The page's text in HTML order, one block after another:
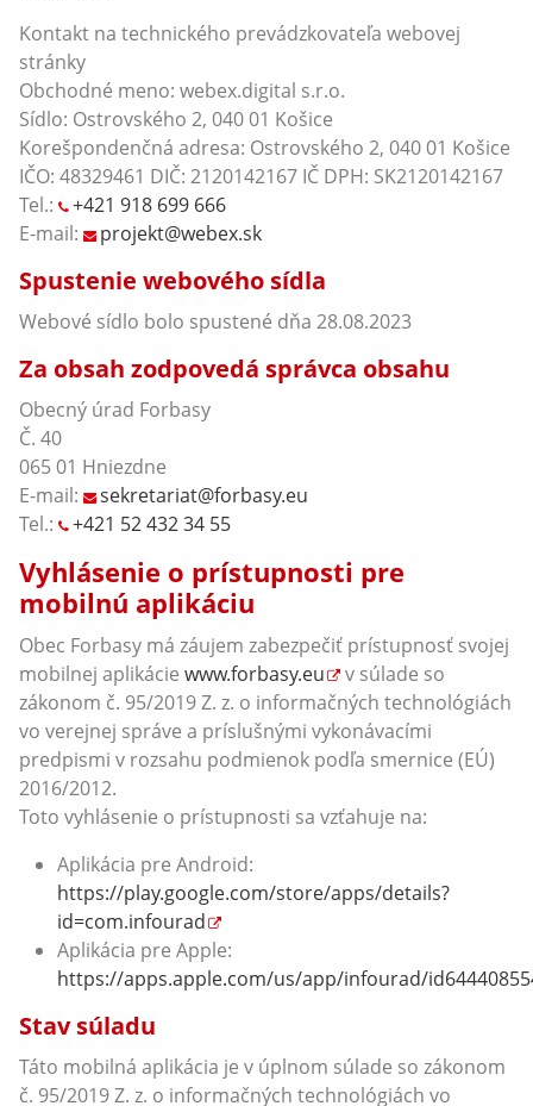
Kontakt na technického prevádzkovateľa webovej
stránky
Obchodné meno: webex.digital s.r.o.
Sídlo: Ostrovského 2, 040 01 Košice
Korešpondenčná adresa: Ostrovského 2, 040 01 Košice
IČO: 48329461 DIČ: 2120142167 IČ DPH: SK2120142167
Tel.:
+421 918 699 666
E-mail:
projekt@webex.sk
Spustenie webového sídla
Webové sídlo bolo spustené dňa 28.08.2023
Za obsah zodpovedá správca obsahu
Obecný úrad Forbasy
Č. 40
065 01 Hniezdne
E-mail:
sekretariat@forbasy.eu
Tel.:
+421 52 432 34 55
Vyhlásenie o prístupnosti pre
mobilnú aplikáciu
Obec Forbasy má záujem zabezpečiť prístupnosť svojej
mobilnej aplikácie www.forbasy.eu
v súlade so
zákonom č. 95/2019 Z. z. o informačných technológiách
vo verejnej správe a príslušnými vykonávacími
predpismi v rozsahu podmienok podľa smernice (EÚ)
2016/2012.
Toto vyhlásenie o prístupnosti sa vzťahuje na:
Aplikácia pre Android:
https://play.google.com/store/apps/details?
id=com.infourad
Aplikácia pre Apple:
https://apps.apple.com/us/app/infourad/
Stav súladu
Táto mobilná aplikácia je v úplnom súlade so zákonom
č. 95/2019 Z. z. o informačných technológiách vo